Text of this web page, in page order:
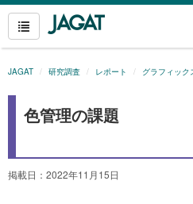
JAGAT 研究調査 レポート グラフィック
色管理の課題
掲載日：2022年11月15日